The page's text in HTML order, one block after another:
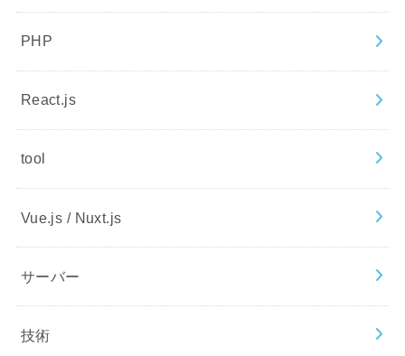
PHP
React.js
tool
Vue.js / Nuxt.js
サーバー
技術